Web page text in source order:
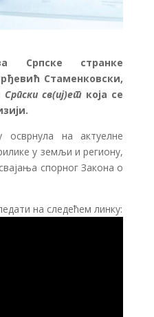
Српске странке
Стаменковски,
Српски св(иј)ет која се
на актуелне
у земљи и региону,
спорног Закона о
на следећем линку: